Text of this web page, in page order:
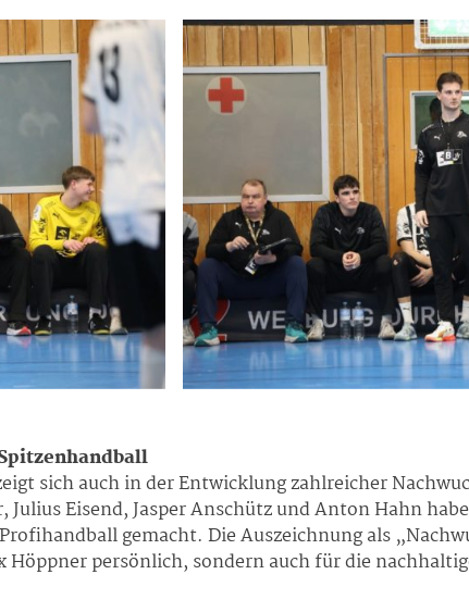
sich auch in der Entwicklung zahlreicher
Eisend, Jasper Anschütz und Anton Hahn
gemacht. Die Auszeichnung als
persönlich, sondern auch für die